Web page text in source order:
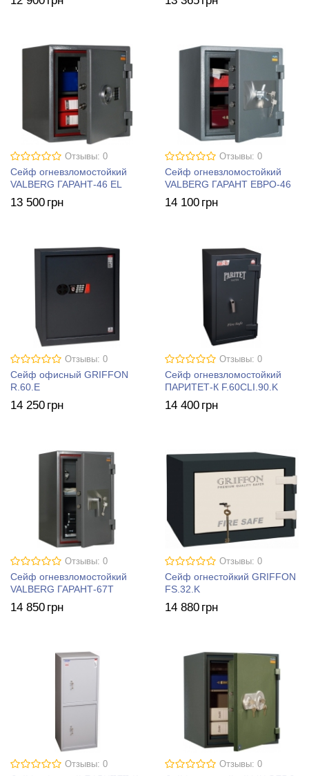
Отзывы: 0
Сейф огневзломостойкий
VALBERG ГАРАНТ-46 EL
13 500 грн
Отзывы: 0
Сейф огневзломостойкий
VALBERG ГАРАНТ ЕВРО-46
14 100 грн
Отзывы: 0
Сейф офисный GRIFFON
R.60.E
14 250 грн
Отзывы: 0
Сейф огневзломостойкий
ПАРИТЕТ-К F.60CLI.90.K
14 400 грн
Отзывы: 0
Сейф огневзломостойкий
VALBERG ГАРАНТ-67T
14 850 грн
Отзывы: 0
Сейф огнестойкий GRIFFON
FS.32.K
14 880 грн
Отзывы: 0 Отзывы: 0